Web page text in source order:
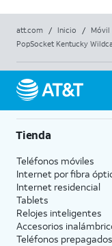
att.com / Inicio / Móvil
PopSocket Kentucky
Tienda
Teléfonos móviles
Internet por fibra
Internet residencial
Tablets
Relojes inteligentes
Accesorios
Teléfonos prepagados